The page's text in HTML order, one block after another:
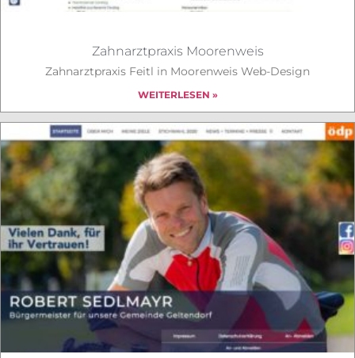
Zahnarztpraxis Moorenweis
Zahnarztpraxis Feitl in Moorenweis Web-Design
WEITERLESEN »